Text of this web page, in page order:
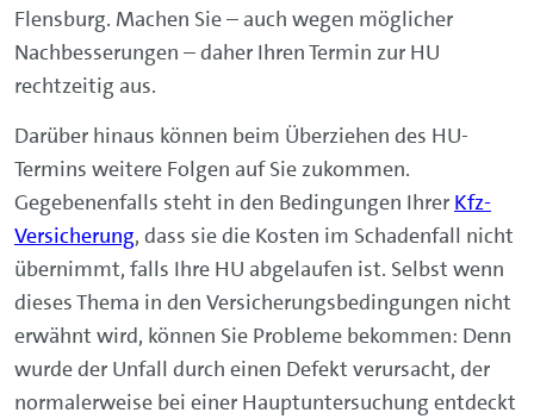
Flensburg. Machen Sie – auch wegen möglicher
Nachbesserungen – daher Ihren Termin zur HU
rechtzeitig aus.
Darüber hinaus können beim Überziehen des HU-
Termins weitere Folgen auf Sie zukommen.
Gegebenenfalls steht in den Bedingungen Ihrer Kfz-
Versicherung, dass sie die Kosten im Schadenfall nicht
übernimmt, falls Ihre HU abgelaufen ist. Selbst wenn
dieses Thema in den Versicherungsbedingungen nicht
erwähnt wird, können Sie Probleme bekommen: Denn
wurde der Unfall durch einen Defekt verursacht, der
normalerweise bei einer Hauptuntersuchung entdeckt